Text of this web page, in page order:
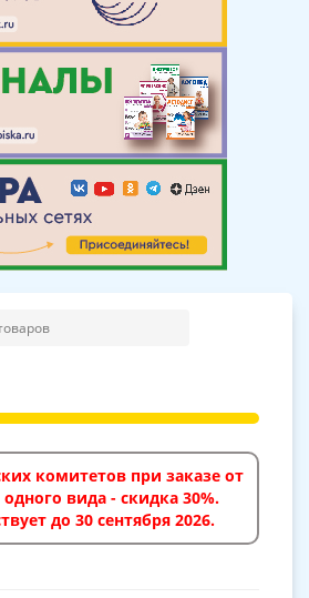
комитетов при заказе от
одного вида - скидка 30%.
до 30 сентября 2026.